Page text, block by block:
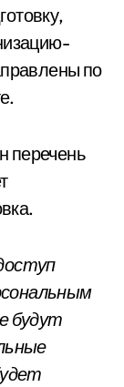
по
перечень
будут